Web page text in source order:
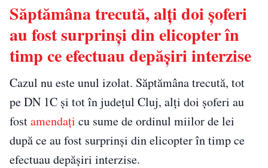
Săptămâna trecută, alți doi șoferi
au fost surprinși din elicopter în
timp ce efectuau depășiri interzise
Cazul nu este unul izolat. Săptămâna trecută, tot
pe DN 1C și tot în județul Cluj, alți doi șoferi au
fostamendați cu sume de ordinul miilor de lei
după ce au fost surprinși din elicopter în timp ce
efectuau depășiri interzise.